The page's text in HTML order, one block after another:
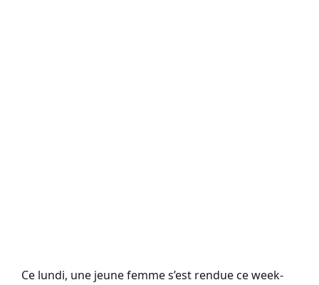
Ce lundi, une jeune femme s’est rendue ce week-